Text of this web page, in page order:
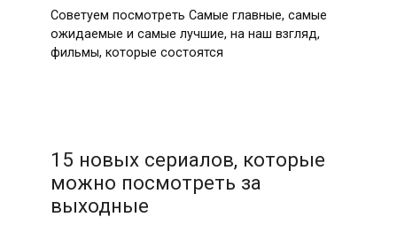
Советуем посмотреть Самые главные, самые
ожидаемые и самые лучшие, на наш взгляд,
фильмы, которые состоятся
15 новых сериалов, которые
можно посмотреть за
выходные